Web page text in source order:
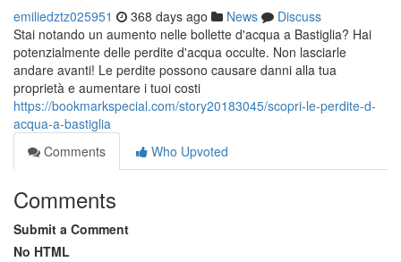
emiliedztz025951 368 days ago News
Discuss
Stai notando un aumento nelle bollette d'acqua a Bastiglia? Hai
potenzialmente delle perdite d'acqua occulte. Non lasciarle
andare avanti! Le perdite possono causare danni alla tua
proprietà e aumentare i tuoi costi
https://bookmarkspecial.com/story20183045/scopri-le-perdite-d-
acqua-a-bastiglia
Comments
Who Upvoted
Comments
Submit a Comment
No HTML